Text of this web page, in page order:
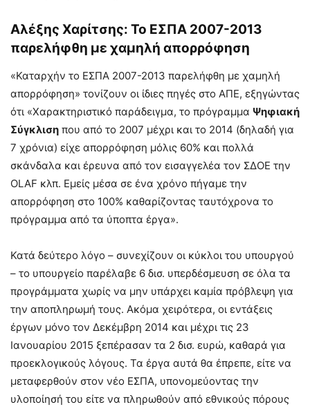
Αλέξης Χαρίτσης: Το ΕΣΠΑ 2007-2013
παρελήφθη με χαμηλή απορρόφηση
«Καταρχήν το ΕΣΠΑ 2007-2013 παρελήφθη με χαμηλή
απορρόφηση» τονίζουν οι ίδιες πηγές στο ΑΠΕ, εξηγώντας
ότι «Χαρακτηριστικό παράδειγμα, το πρόγραμμα Ψηφιακή
Σύγκλιση που από το 2007 μέχρι και το 2014 (δηλαδή για
7 χρόνια) είχε απορρόφηση μόλις 60% και πολλά
σκάνδαλα και έρευνα από τον εισαγγελέα τον ΣΔΟΕ την
OLAF κλπ. Εμείς μέσα σε ένα χρόνο πήγαμε την
απορρόφηση στο 100% καθαρίζοντας ταυτόχρονα το
πρόγραμμα από τα ύποπτα έργα».
Κατά δεύτερο λόγο – συνεχίζουν οι κύκλοι του υπουργού
– το υπουργείο παρέλαβε 6 δισ. υπερδέσμευση σε όλα τα
προγράμματα χωρίς να μην υπάρχει καμία πρόβλεψη για
την αποπληρωμή τους. Ακόμα χειρότερα, οι εντάξεις
έργων μόνο τον Δεκέμβρη 2014 και μέχρι τις 23
Ιανουαρίου 2015 ξεπέρασαν τα 2 δισ. ευρώ, καθαρά για
προεκλογικούς λόγους. Τα έργα αυτά θα έπρεπε, είτε να
μεταφερθούν στον νέο ΕΣΠΑ, υπονομεύοντας την
υλοποίησή του είτε να πληρωθούν από εθνικούς πόρους